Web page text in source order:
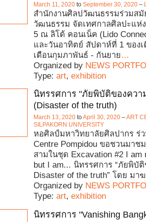
March 11, 2020 to September 30, 2020 –
สำนักงานศิลปวัฒนธรรมร่วมสมั
วัฒนธรรม จัดเทศกาลศิลปะแห่
5 ณ ลิโด้ คอนเน็ค (Lido
และวันอาทิตย์ สัปดาห์ที่ 1 ของ
เดือนกุมภาพันธ์ - กันยาย…
Organized by NEWS
Type: art, exhibition
นิทรรศการ "ภัยพิบัติของควา
(Disaster of the truth)
March 13, 2020 toApril 30, 2020 –ART
SILPAKORN UNIVERSITY
หอศิลป์มหาวิทยาลัยศิลปากร ร่
Centre Pompidou ขอชวนมาช
สามในชุด Excavation #2 I am
but I am... นิทรรศการ “ภัยพิบั
Disaster of the truth” โดย มาฆ
Organized by NEWS
Type: art, exhibition
นิทรรศการ "Vanishing